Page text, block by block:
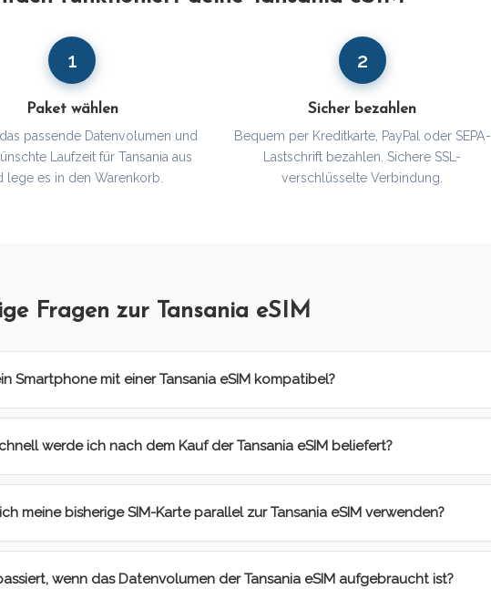
1
Paket wählen
passende Datenvolumen und
Laufzeit für Tansania aus
lege es in den Warenkorb.
2
Sicher bezahlen
Bequem per Kreditkarte, PayPal oder SEPA-
Lastschrift bezahlen. Sichere SSL-
verschlüsselte Verbindung.
Fragen zur Tansania eSIM
Smartphone mit einer Tansania eSIM kompatibel?
werde ich nach dem Kauf der Tansania eSIM beliefert?
meine bisherige SIM-Karte parallel zur Tansania eSIM verwenden?
wenn das Datenvolumen der Tansania eSIM aufgebraucht ist?